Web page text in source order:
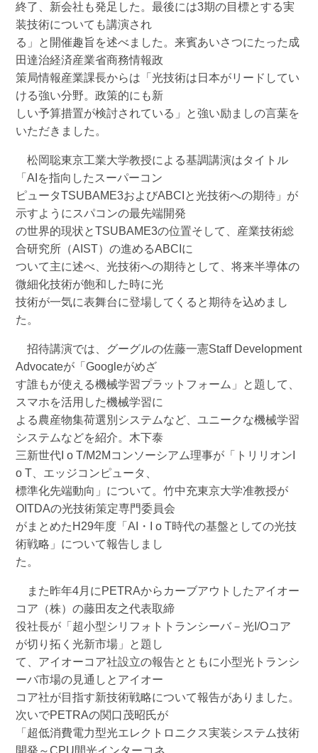
終了、新会社も発足した。最後には3期の目標とする実
装技術についても講演され
る」と開催趣旨を述べました。来賓あいさつにたった成
田達治経済産業省商務情報政
策局情報産業課長からは「光技術は日本がリードしてい
ける強い分野。政策的にも新
しい予算措置が検討されている」と強い励ましの言葉を
いただきました。
松岡聡東京工業大学教授による基調講演はタイトル
「AIを指向したスーパーコン
ピュータTSUBAME3およびABCIと光技術への期待」が
示すようにスパコンの最先端開発
の世界的現状とTSUBAME3の位置そして、産業技術総
合研究所（AIST）の進めるABCIに
ついて主に述べ、光技術への期待として、将来半導体の
微細化技術が飽和した時に光
技術が一気に表舞台に登場してくると期待を込めまし
た。
招待講演では、グーグルの佐藤一憲Staff Development
Advocateが「Googleがめざ
す誰もが使える機械学習プラットフォーム」と題して、
スマホを活用した機械学習に
よる農産物集荷選別システムなど、ユニークな機械学習
システムなどを紹介。木下泰
三新世代I o T/M2Mコンソーシアム理事が「トリリオンI
o T、エッジコンピュータ、
標準化先端動向」について。竹中充東京大学准教授が
OITDAの光技術策定専門委員会
がまとめたH29年度「AI・I o T時代の基盤としての光技
術戦略」について報告しまし
た。
また昨年4月にPETRAからカーブアウトしたアイオー
コア（株）の藤田友之代表取締
役社長が「超小型シリフォトトランシーバ－光I/Oコア
が切り拓く光新市場」と題し
て、アイオーコア社設立の報告とともに小型光トランシ
ーバ市場の見通しとアイオー
コア社が目指す新技術戦略について報告がありました。
次いでPETRAの関口茂昭氏が
「超低消費電力型光エレクトロニクス実装システム技術
開発～CPU間光インターコネ